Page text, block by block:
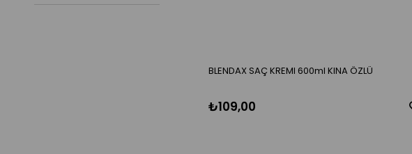
KOLONYA
BLENDAX SAÇ KREMI 600ml KINA ÖZLÜ
₺109,00